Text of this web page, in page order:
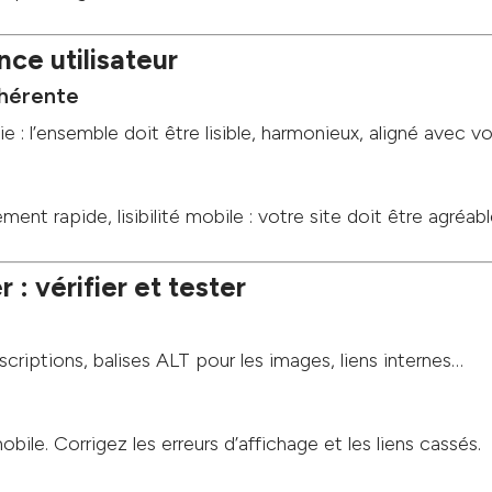
utilisateur
: l’ensemble doit être lisible, harmonieux, aligné avec
rapide, lisibilité mobile : votre site doit être
: vérifier et tester
balises ALT pour les images, liens internes…
Corrigez les erreurs d’affichage et les liens cassés.